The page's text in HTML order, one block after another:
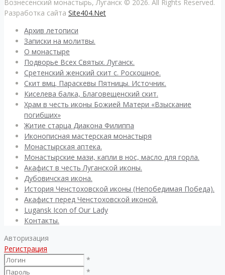
Вознесенский монастырь, Луганск © 2026. All Rights Reserved.
Разработка сайта Site404.Net
Архив летописи
Записки на молитвы.
О монастыре
Подворье Всех Святых. Луганск.
Сретенский женский скит с. Роскошное.
Скит вмц. Параскевы Пятницы. Источник.
Киселева балка, Благовещенский скит.
Храм в честь иконы Божией Матери «Взыскание
погибших»
Житие старца Диакона Филиппа
Иконописная мастерская монастыря
Монастырская аптека.
Монастырские мази, капли в нос, масло для горла.
Акафист в честь Луганской иконы.
Дубовичская икона.
История Ченстоховской иконы (Непобедимая Победа).
Акафист перед Ченстоховской иконой.
Lugansk Icon of Our Lady
Контакты.
Авторизация
Регистрация
*
*